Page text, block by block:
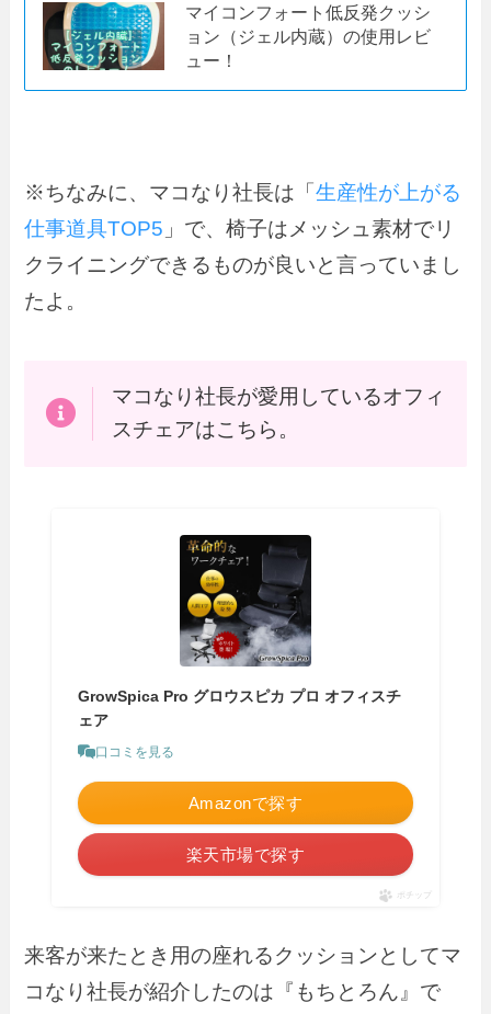
マイコンフォート低反発クッシ
ョン（ジェル内蔵）の使用レビ
ュー！
※ちなみに、マコなり社長は「生産性が上がる
仕事道具TOP5 」で、椅子はメッシュ素材でリ
クライニングできるものが良いと言っていまし
たよ。
マコなり社長が愛用しているオフィ
スチェアはこちら。
GrowSpica Pro グロウスピカ プロ オフィスチ
ェア
口コミを見る
Amazonで探す
楽天市場で探す
ポチップ
来客が来たとき用の座れるクッションとしてマ
コなり社長が紹介したのは『もちとろん』で